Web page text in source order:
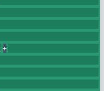
+